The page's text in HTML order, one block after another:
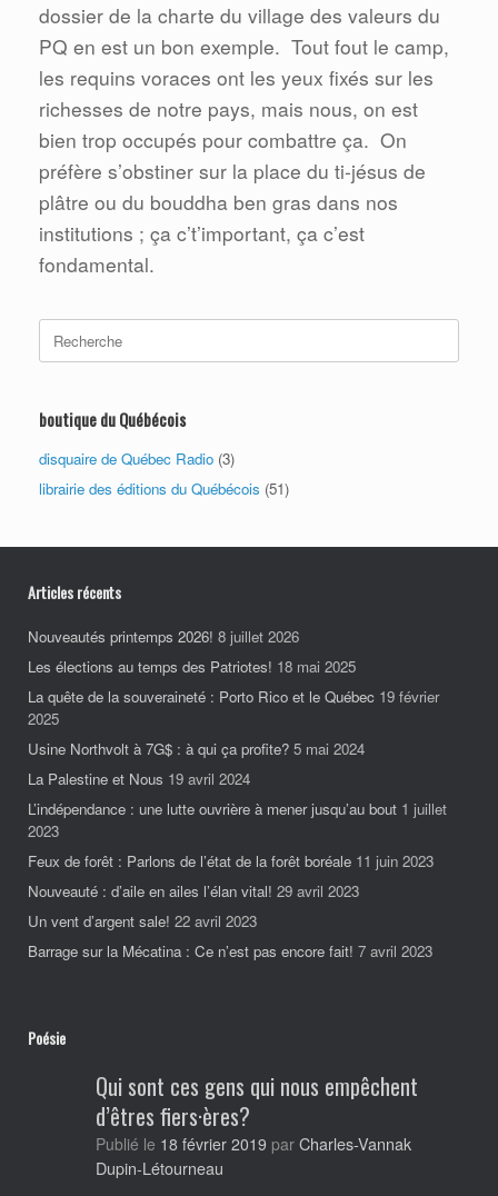
dossier de la charte du village des valeurs du
PQ en est un bon exemple. Tout fout le camp,
les requins voraces ont les yeux fixés sur les
richesses de notre pays, mais nous, on est
bien trop occupés pour combattre ça. On
préfère s’obstiner sur la place du ti-jésus de
plâtre ou du bouddha ben gras dans nos
institutions ; ça c’t’important, ça c’est
fondamental.
Search
for:
boutique du Québécois
disquaire de Québec Radio (3)
librairie des éditions du Québécois (51)
Articles récents
Nouveautés printemps 2026! 8 juillet 2026
Les élections au temps des Patriotes! 18 mai 2025
La quête de la souveraineté : Porto Rico et le Québec 19 février
2025
Usine Northvolt à 7G$ : à qui ça profite? 5 mai 2024
La Palestine et Nous 19 avril 2024
L’indépendance : une lutte ouvrière à mener jusqu’au bout 1 juillet
2023
Feux de forêt : Parlons de l’état de la forêt boréale 11 juin 2023
Nouveauté : d’aile en ailes l’élan vital! 29 avril 2023
Un vent d’argent sale! 22 avril 2023
Barrage sur la Mécatina : Ce n’est pas encore fait! 7 avril 2023
Poésie
Qui sont ces gens qui nous empêchent
d’êtres fiers·ères?
Publié le 18 février 2019 par Charles-Vannak
Dupin-Létourneau